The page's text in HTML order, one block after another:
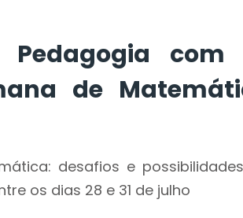
Pedagogia com
de
desafios e
os dias 28 e 31 de julho